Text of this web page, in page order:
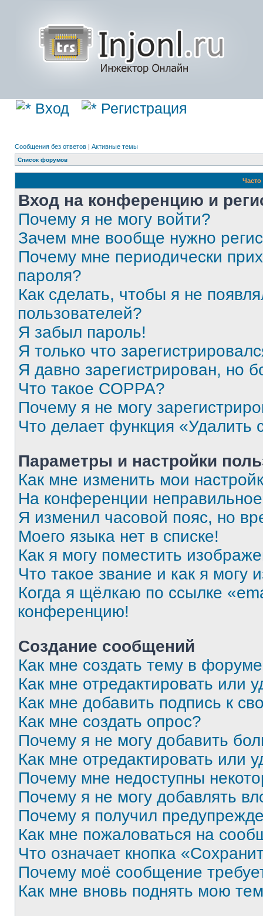
Вход Регистрация
Сообщения без ответов | Активные темы
Список форумов
Вход на конференцию и
Почему я не могу войти?
Зачем мне вообще нужно
Почему мне периодически
пароля?
Как сделать, чтобы я не
пользователей?
Я забыл пароль!
Я только что
Я давно зарегистрирован, но
Что такое COPPA?
Почему я не могу
Что делает функция «Удалить
Параметры и настройки
Как мне изменить мои
На конференции
Я изменил часовой пояс, но
Моего языка нет в списке!
Как я могу поместить
Что такое звание и как я могу
Когда я щёлкаю по ссылке
конференцию!
Создание сообщений
Как мне создать тему в
Как мне отредактировать или
Как мне добавить подпись к
Как мне создать опрос?
Почему я не могу добавить
Как мне отредактировать или
Почему мне недоступны
Почему я не могу добавлять
Почему я получил
Как мне пожаловаться на
Что означает кнопка
Почему моё сообщение
Как мне вновь поднять мою